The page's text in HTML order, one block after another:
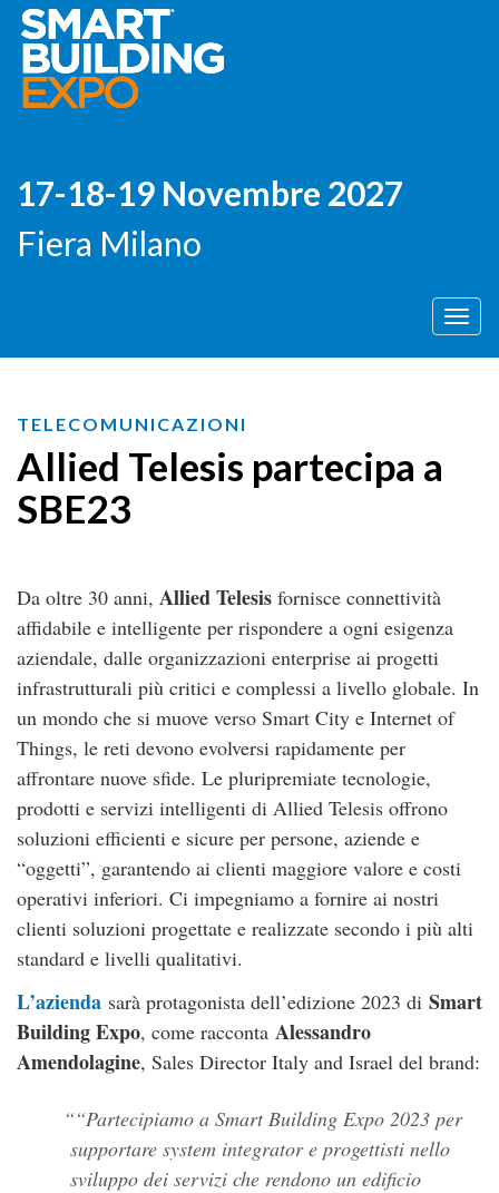
17-18-19 Novembre 2027
Fiera Milano
Menù
TELECOMUNICAZIONI
Allied Telesis partecipa a
SBE23
Da oltre 30 anni, Allied Telesis fornisce connettività
affidabile e intelligente per rispondere a ogni esigenza
aziendale, dalle organizzazioni enterprise ai progetti
infrastrutturali più critici e complessi a livello globale. In
un mondo che si muove verso Smart City e Internet of
Things, le reti devono evolversi rapidamente per
affrontare nuove sfide. Le pluripremiate tecnologie,
prodotti e servizi intelligenti di Allied Telesis offrono
soluzioni efficienti e sicure per persone, aziende e
“oggetti”, garantendo ai clienti maggiore valore e costi
operativi inferiori. Ci impegniamo a fornire ai nostri
clienti soluzioni progettate e realizzate secondo i più alti
standard e livelli qualitativi.
L’azienda sarà protagonista dell’edizione 2023 di Smart
Building Expo, come racconta Alessandro
Amendolagine, Sales Director Italy and Israel del brand:
“Partecipiamo a Smart Building Expo 2023 per
supportare system integrator e progettisti nello
sviluppo dei servizi che rendono un edificio